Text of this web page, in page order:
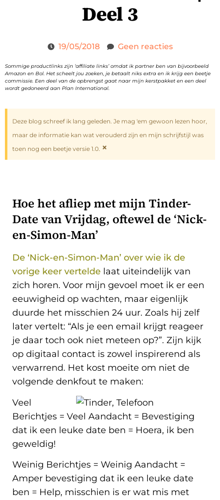
Deel 3
19/05/2018 Geen reacties
Sommige productlinks zijn ‘affiliate links’ omdat ik partner ben van bijvoorbeeld
Amazon en Bol. Het scheelt jou zoeken, je betaalt niks extra en ik krijg een beetje
commissie. Een deel van de opbrengst gaat naar mijn kerstpakket en een deel
wordt gedoneerd aan Plan International.
Deze blog schreef ik lang geleden. Je mag 'em gewoon lezen hoor,
maar de informatie kan wat verouderd zijn en mijn schrijfstijl was
toen nog een beetje versie 1.0. ×
Hoe het afliep met mijn Tinder-
Date van Vrijdag, oftewel de ‘Nick-
en-Simon-Man’
De ‘Nick-en-Simon-Man’ over wie ik de
vorige keer vertelde laat uiteindelijk van
zich horen. Voor mijn gevoel moet ik er een
eeuwigheid op wachten, maar eigenlijk
duurde het misschien 24 uur. Zoals hij zelf
later vertelt: “Als je een email krijgt reageer
je daar toch ook niet meteen op?”. Zijn kijk
op digitaal contact is zowel inspirerend als
verwarrend. Het kost moeite om niet de
volgende denkfout te maken:
Veel
Berichtjes = Veel Aandacht = Bevestiging
dat ik een leuke date ben = Hoera, ik ben
geweldig!
Weinig Berichtjes = Weinig Aandacht =
Amper bevestiging dat ik een leuke date
ben = Help, misschien is er wat mis met